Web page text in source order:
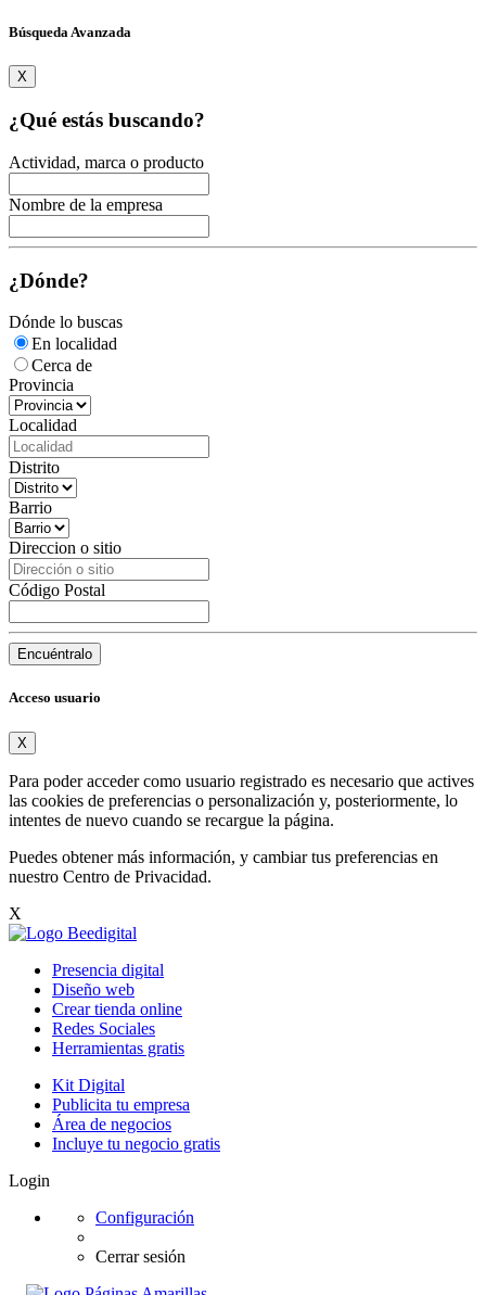
Búsqueda Avanzada
X
¿Qué estás buscando?
Actividad, marca o producto
Nombre de la empresa
¿Dónde?
Dónde lo buscas
En localidad
Cerca de
Provincia
Localidad
Distrito
Barrio
Direccion o sitio
Código Postal
Encuéntralo
Acceso usuario
X
Para poder acceder como usuario registrado es necesario que actives
las cookies de preferencias o personalización y, posteriormente, lo
intentes de nuevo cuando se recargue la página.
Puedes obtener más información, y cambiar tus preferencias en
nuestro Centro de Privacidad.
X
Presencia digital
Diseño web
Crear tienda online
Redes Sociales
Herramientas gratis
Kit Digital
Publicita tu empresa
Área de negocios
Incluye tu negocio gratis
Login
Configuración
Cerrar sesión